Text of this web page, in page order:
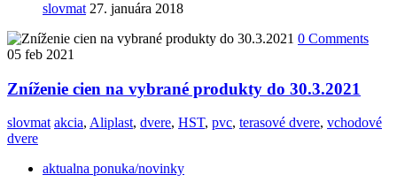
slovmat 27. januára 2018
0 Comments
05 feb 2021
Zníženie cien na vybrané produkty do 30.3.2021
slovmat akcia, Aliplast, dvere, HST, pvc, terasové dvere, vchodové
dvere
aktualna ponuka/novinky